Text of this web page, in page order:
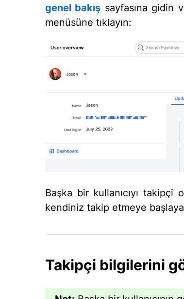
genel bakış sayfasına gidin
menüsüne tıklayın:
Başka bir kullanıcıyı takipçi
kendiniz takip etmeye
Takipçi bilgilerini